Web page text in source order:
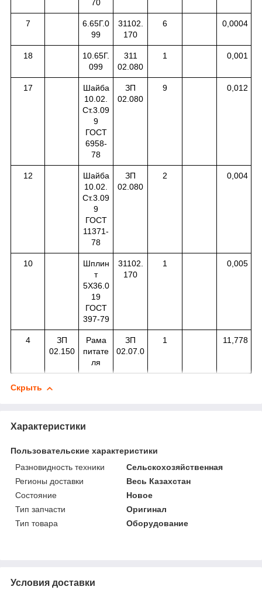
70
7
6.65Г.0
99
31102.
170
6 0,0004
18
10.65Г.
099
311
02.080
1 0,001
17
Шайба
10.02.
Ст.3.09
9
ГОСТ
6958-
78
ЗП
02.080
9 0,012
12
Шайба
10.02.
Ст.3.09
9
ГОСТ
11371-
78
ЗП
02.080
2 0,004
10
Шплин
т
5X36.0
19
ГОСТ
397-79
31102.
170
1 0,005
4
ЗП
02.150
Рама
питате
ля
ЗП
02.07.0
1 11,778
Скрыть
Характеристики
Пользовательские характеристики
Разновидность техники
Сельскохозяйственная
Регионы доставки
Весь Казахстан
Состояние
Новое
Тип запчасти
Оригинал
Тип товара
Оборудование
Условия доставки